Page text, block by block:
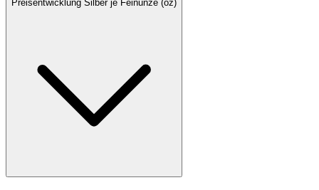
Preisentwicklung Silber je Feinunze (oz)